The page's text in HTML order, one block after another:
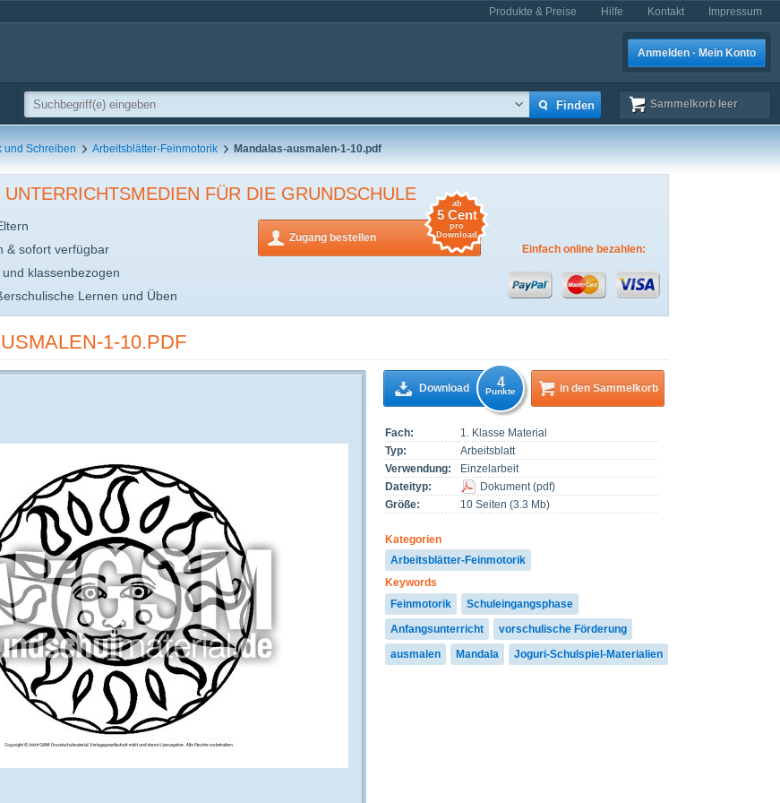
Produkte & Preise Hilfe Kontakt Impressum
Anmelden · Mein Konto
Sammelkorb leer
und Schreiben Arbeitsblätter-Feinmotorik Mandalas-ausmalen-1-10.pdf
FÜR DIE GRUNDSCHULE
& sofort verfügbar
klassenbezogen
Lernen und Üben
Zugang bestellen
ab
5 Cent
pro
Download
Einfach online bezahlen:
1-10.PDF
Fach:
1. Klasse Material
Typ:
Arbeitsblatt
Verwendung:
Einzelarbeit
Dateityp:
Dokument(pdf)
Größe:
10 Seiten (3.3 Mb)
Kategorien
Arbeitsblätter-Feinmotorik
Keywords
Feinmotorik
Schuleingangsphase
Anfangsunterricht
vorschulische Förderung
ausmalen
Mandala Joguri-Schulspiel-Materialien
Download 4
Punkte in den Sammelkorb